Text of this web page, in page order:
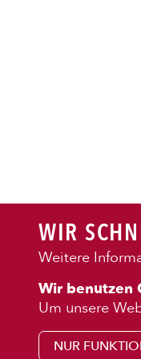
WIR
Weitere
Wir benutzen
Um unsere
NUR